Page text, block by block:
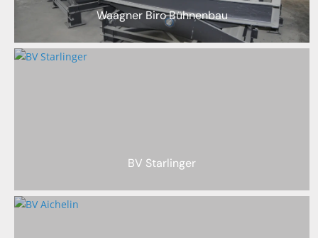
Waagner Biro Bühnenbau
BV Starlinger